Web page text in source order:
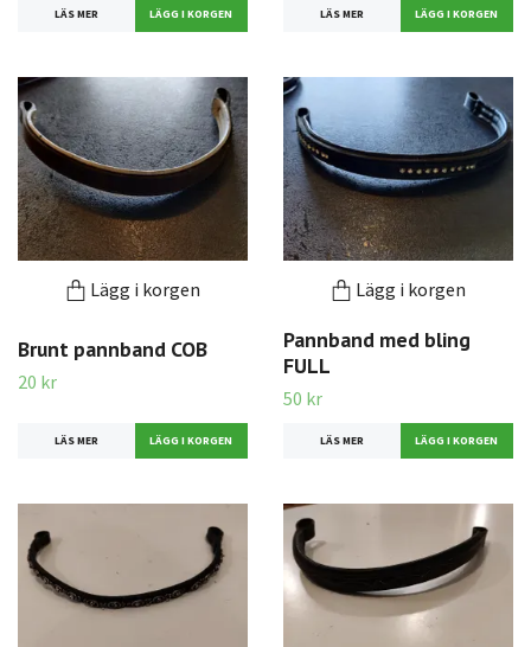
LÄS MER LÄS MER
Lägg i korgen
Brunt pannband COB
20 kr
LÄS MER
Lägg i korgen
Pannband med bling
FULL
50 kr
LÄS MER